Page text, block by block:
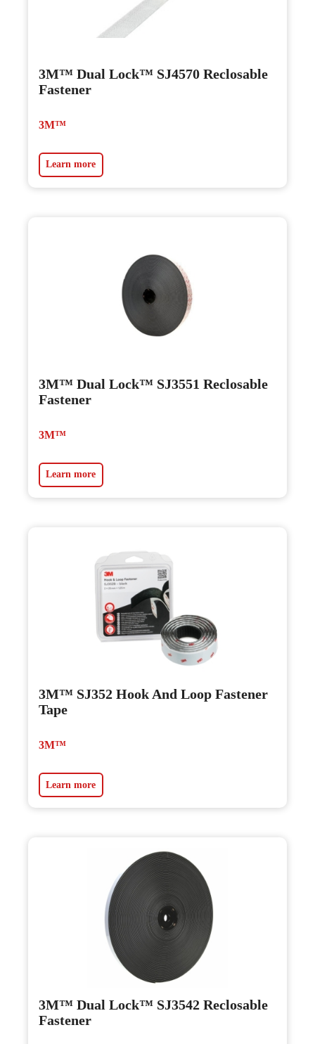
3M™ Dual Lock™ SJ4570 Reclosable
Fastener
3M™
Learn more
3M™ Dual Lock™ SJ3551 Reclosable
Fastener
3M™
Learn more
3M™ SJ352 Hook And Loop Fastener
Tape
3M™
Learn more
3M™ Dual Lock™ SJ3542 Reclosable
Fastener